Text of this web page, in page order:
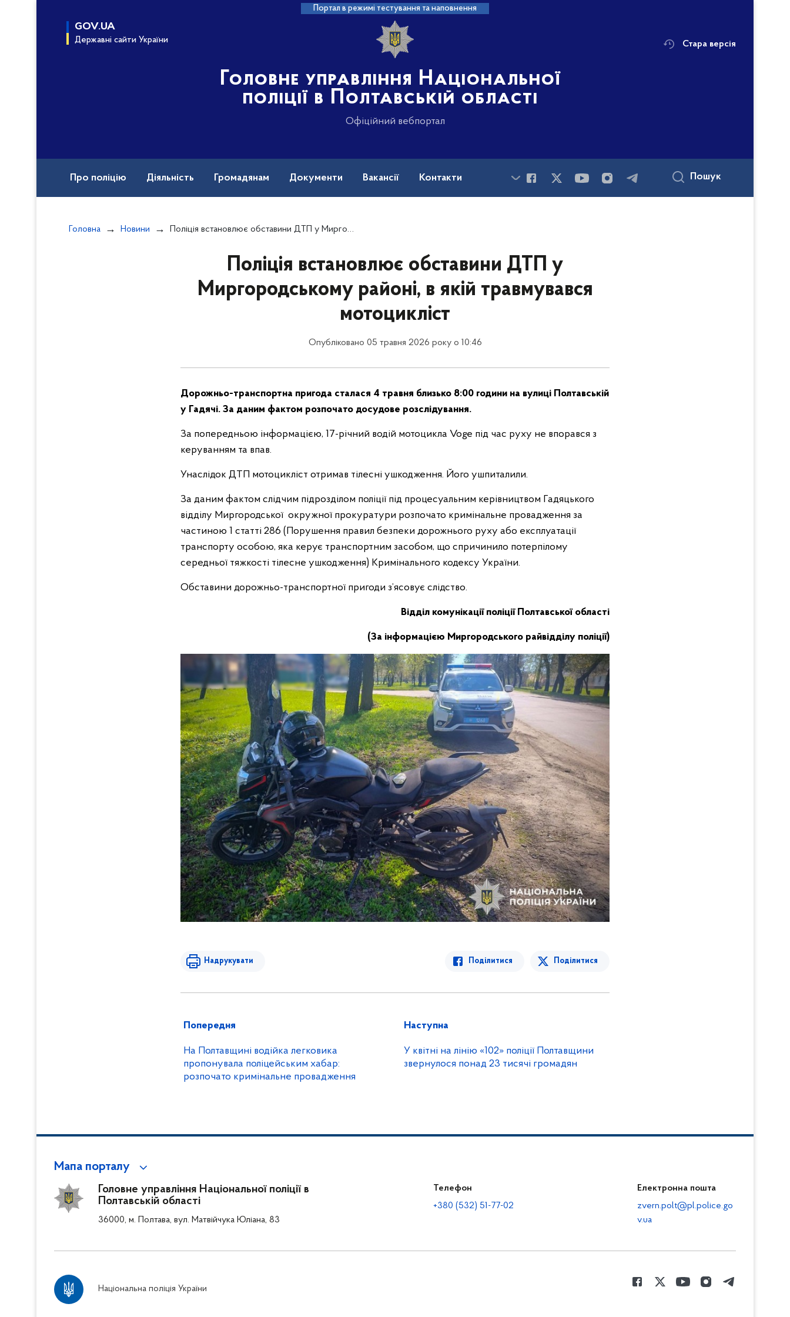
Портал в режимі тестування та наповнення
GOV.UA
Державні сайти України
Головне управління Національної
поліції в Полтавській області
Офіційний вебпортал
Стара версія
Про поліцію Діяльність Громадянам Документи Вакансії Контакти Пошук
Головна Новини Поліція встановлює обставини ДТП у Миргородському районі, в якій травмувався мотоцикліст
Поліція встановлює обставини ДТП у
Миргородському районі, в якій травмувався
мотоцикліст
Опубліковано 05 травня 2026 року о 10:46
Дорожньо-транспортна пригода сталася 4 травня близько 8:00 години на вулиці Полтавській
у Гадячі. За даним фактом розпочато досудове розслідування.
За попередньою інформацією, 17-річний водій мотоцикла Voge під час руху не впорався з
керуванням та впав.
Унаслідок ДТП мотоцикліст отримав тілесні ушкодження. Його ушпиталили.
За даним фактом слідчим підрозділом поліції під процесуальним керівництвом Гадяцького
відділу Миргородської окружної прокуратури розпочато кримінальне провадження за
частиною 1 статті 286 (Порушення правил безпеки дорожнього руху або експлуатації
транспорту особою, яка керує транспортним засобом, що спричинило потерпілому
середньої тяжкості тілесне ушкодження) Кримінального кодексу України.
Обставини дорожньо-транспортної пригоди з’ясовує слідство.
Відділ комунікації поліції Полтавської області
(За інформацією Миргородського райвідділу поліції)
Надрукувати Поділитися Поділитися
Попередня
На Полтавщині водійка легковика
пропонувала поліцейським хабар:
розпочато кримінальне провадження
Наступна
У квітні на лінію «102» поліції Полтавщини
звернулося понад 23 тисячі громадян
Мапа порталу
Головне управління Національної поліції в
Полтавській області
36000, м. Полтава, вул. Матвійчука Юліана, 83
Телефон
+380 (532) 51-77-02
Електронна пошта
zvern.polt@pl.police.go
v.ua
Національна поліція України